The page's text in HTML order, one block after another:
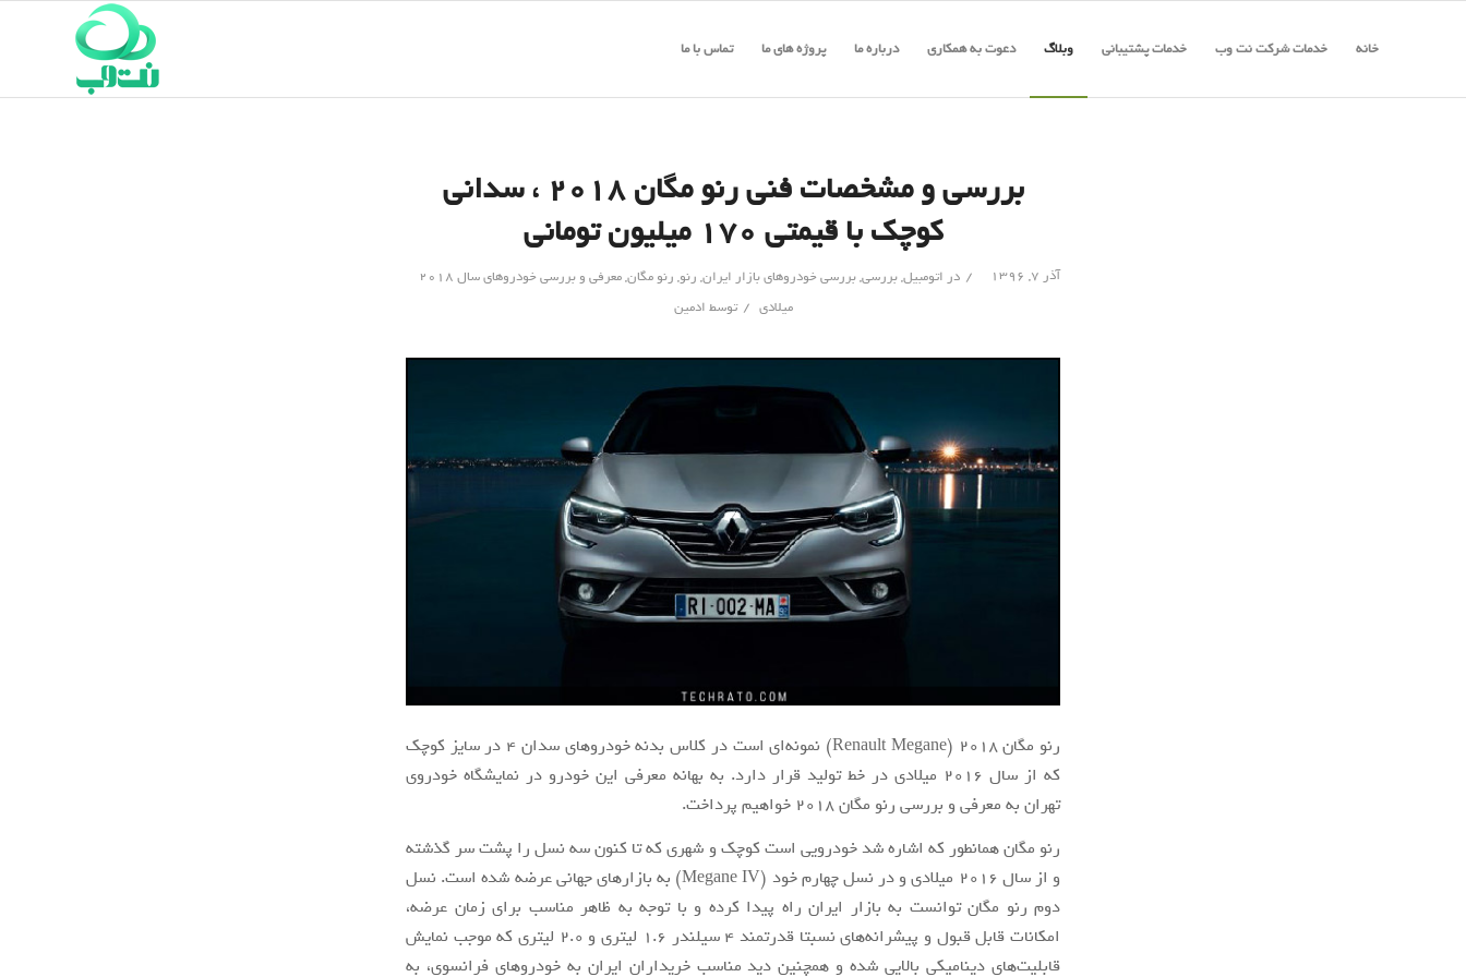
خانه خدمات شرکت نت وب خدمات پشتیبانی وبلاگ دعوت به همکاری درباره ما پروژه های ما تماس با ما
بررسی و مشخصات فنی رنو مگان ۲۰۱۸ ، سدانی
کوچک با قیمتی ۱۷۰ میلیون تومانی
آذر ۷, ۱۳۹۶ / در اتومبیل,بررسی,بررسی خودروهای بازار ایران, رنو, رنو مگان,
معرفی و بررسی خودروهای سال 2018
میلادی / توسط ادمین
رنو مگان ۲۰۱۸ (Renault Megane) نمونه‌ای است در کلاس بدنه خودروهای سدان ۴ در سایز کوچک
که از سال ۲۰۱۶ میلادی در خط تولید قرار دارد. به بهانه معرفی این خودرو در نمایشگاه خودروی
تهران به معرفی و بررسی رنو مگان ۲۰۱۸ خواهیم پرداخت.
رنو مگان همانطور که اشاره شد خودرویی است کوچک و شهری که تا کنون سه نسل را پشت سر گذشته
و از سال ۲۰۱۶ میلادی و در نسل چهارم خود (Megane IV) به بازارهای جهانی عرضه شده است. نسل
دوم رنو مگان توانست به بازار ایران راه پیدا کرده و با توجه به ظاهر مناسب برای زمان عرضه،
امکانات قابل قبول و پیشرانه‌های نسبتا قدرتمند ۴ سیلندر ۱.۶ لیتری و ۲.۰ لیتری که موجب نمایش
قابلیت‌های دینامیکی بالایی شده و همچنین دید مناسب خریداران ایران به خودروهای فرانسوی، به